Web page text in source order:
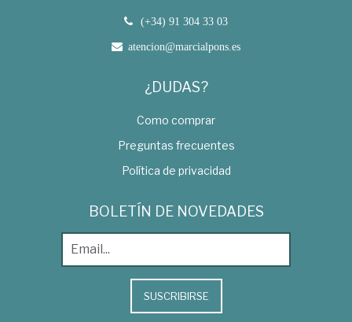
(+34) 91 304 33 03
atencion@marcialpons.es
¿DUDAS?
Como comprar
Preguntas frecuentes
Política de privacidad
BOLETÍN DE NOVEDADES
SUSCRIBIRSE